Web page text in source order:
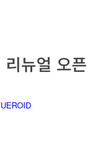
뉴얼 오픈